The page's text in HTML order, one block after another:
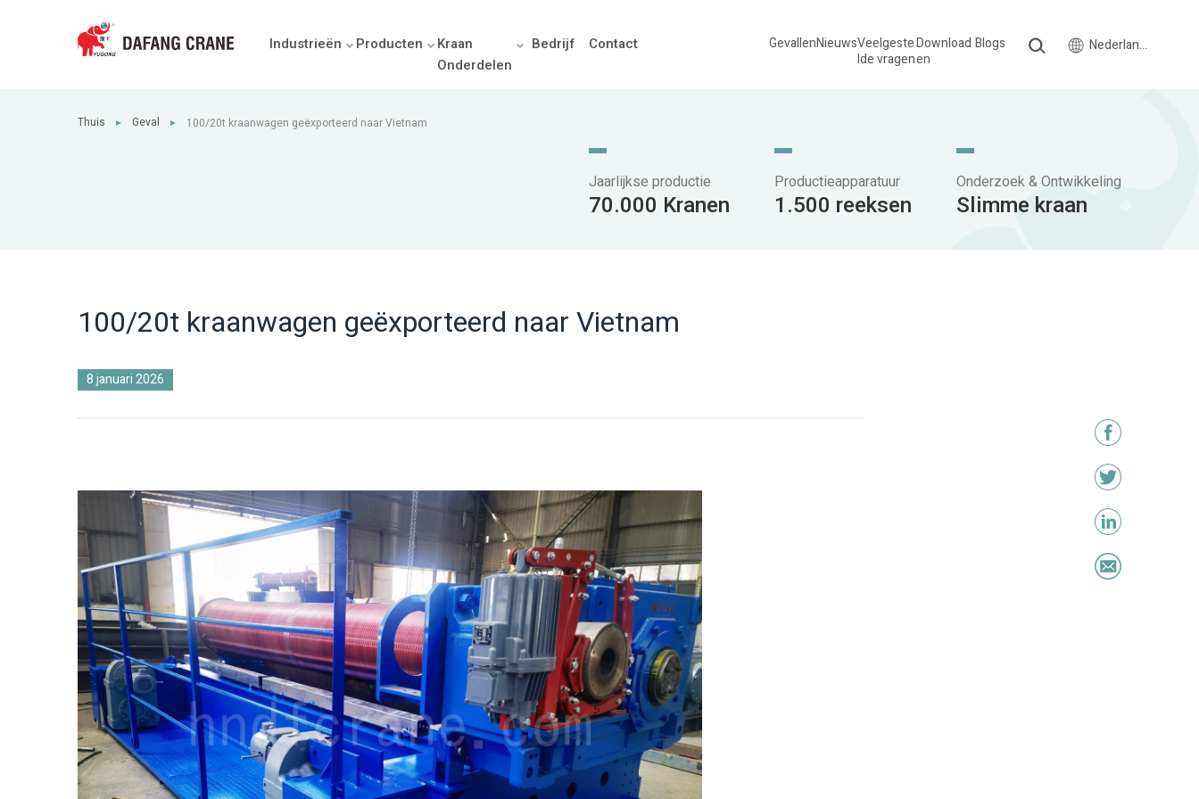
Industrieën Producten
Kraan
Onderdelen
Bedrijf Contact GevallenNieuwsVeelgeste
lde vragen
Download
en
Blogs Nederlands
Thuis ► Geval ► 100/20t kraanwagen geëxporteerd naar Vietnam
Jaarlijkse productie
70.000 Kranen
Productieapparatuur
1.500 reeksen
Onderzoek & Ontwikkeling
Slimme kraan
100/20t kraanwagen geëxporteerd naar Vietnam
8 januari 2026